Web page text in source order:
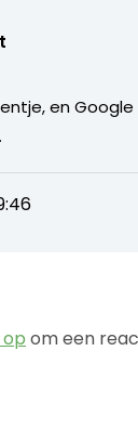
en Google
om een